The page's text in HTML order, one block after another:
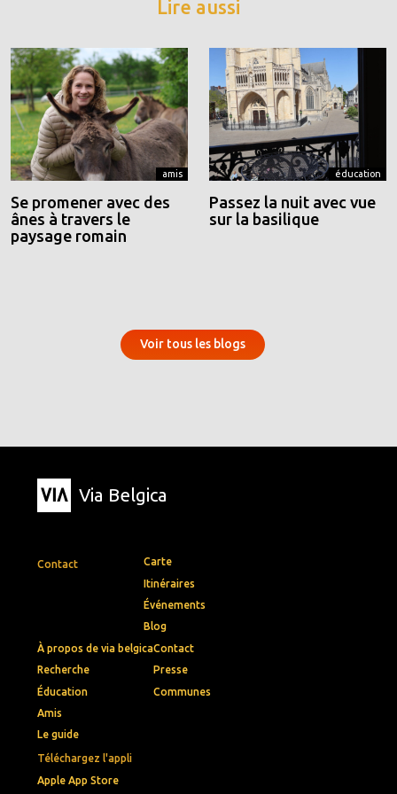
Lire aussi
amis
Se promener avec des
ânes à travers le
paysage romain
éducation
Passez la nuit avec vue
sur la basilique
Voir tous les blogs
Via Belgica
Contact
Téléchargez l'appli
Apple App Store
Carte
Itinéraires
Événements
Blog
À propos de via belgica
Recherche
Éducation
Amis
Le guide
Contact
Presse
Communes